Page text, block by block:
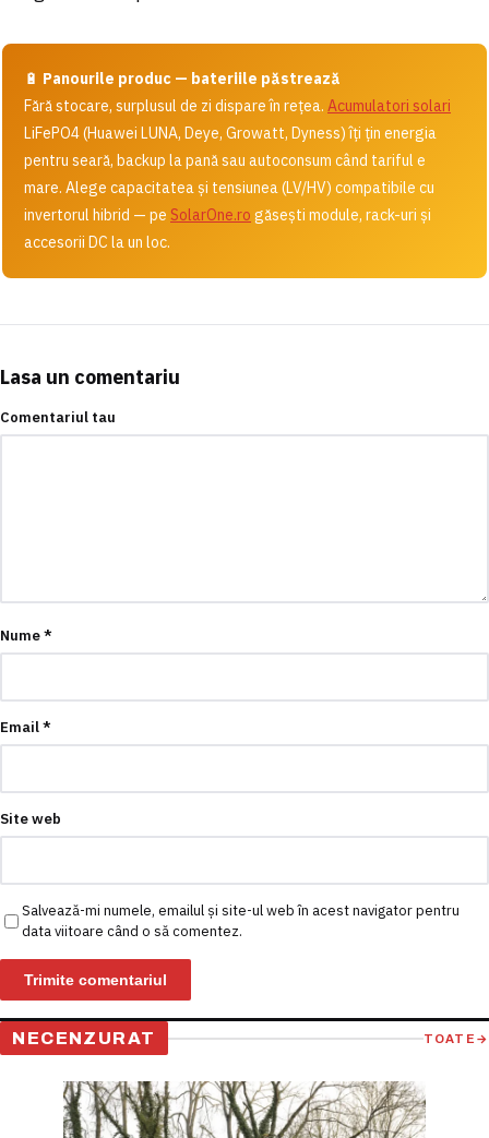
🔋 Panourile produc — bateriile păstrează
Fără stocare, surplusul de zi dispare în rețea. Acumulatori solari
LiFePO4 (Huawei LUNA, Deye, Growatt, Dyness) îți țin energia
pentru seară, backup la pană sau autoconsum când tariful e
mare. Alege capacitatea și tensiunea (LV/HV) compatibile cu
invertorul hibrid — pe SolarOne.ro găsești module, rack-uri și
accesorii DC la un loc.
Lasa un comentariu
Comentariul tau
Nume*
Email*
Site web
Salvează-mi numele, emailul și site-ul web în acest navigator pentru
data viitoare când o să comentez.
NECENZURAT TOATE →